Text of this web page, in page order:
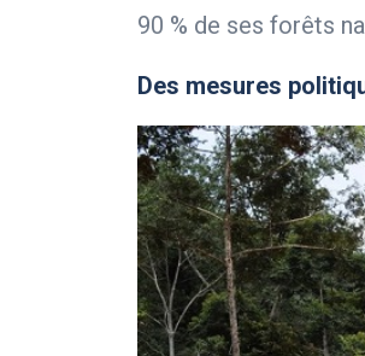
90 % de ses forêts
Des mesures